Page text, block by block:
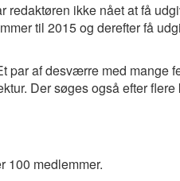
redaktøren ikke nået at få
til 2015 og derefter få
par af desværre med mange
Der søges også efter
100 medlemmer.